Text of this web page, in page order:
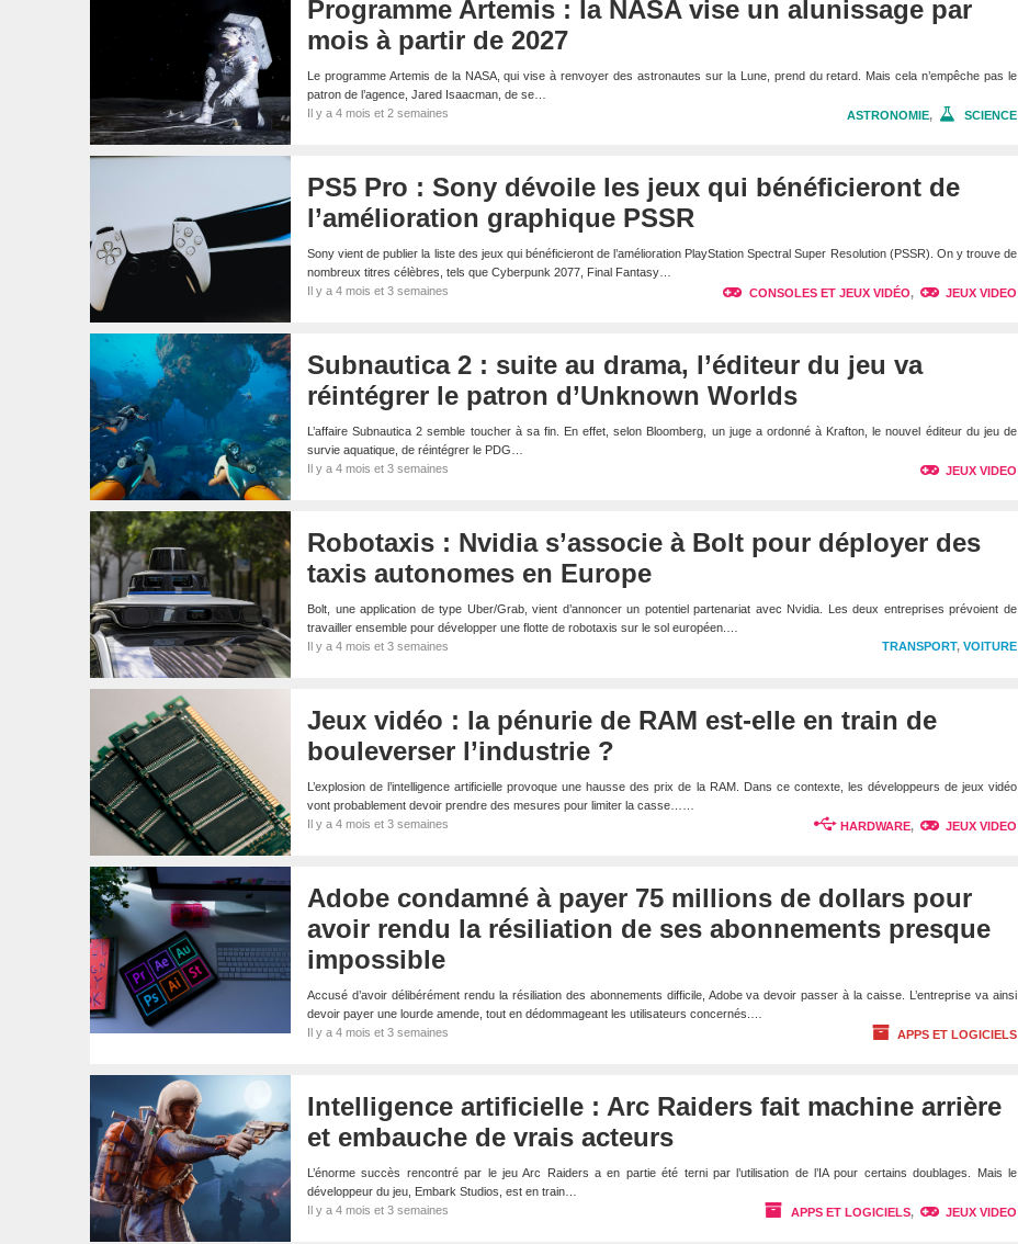
Programme Artemis : la NASA vise un alunissage par
mois à partir de 2027
Le programme Artemis de la NASA, qui vise à renvoyer des astronautes sur la Lune, prend du retard. Mais cela n’empêche pas le
patron de l’agence, Jared Isaacman, de se…
Il y a 4 mois et 2 semaines
ASTRONOMIE, SCIENCE
PS5 Pro : Sony dévoile les jeux qui bénéficieront de
l’amélioration graphique PSSR
Sony vient de publier la liste des jeux qui bénéficieront de l’amélioration PlayStation Spectral Super Resolution (PSSR). On y trouve de
nombreux titres célèbres, tels que Cyberpunk 2077, Final Fantasy…
Il y a 4 mois et 3 semaines
CONSOLES ET JEUX VIDÉO, JEUX VIDEO
Subnautica 2 : suite au drama, l’éditeur du jeu va
réintégrer le patron d’Unknown Worlds
L’affaire Subnautica 2 semble toucher à sa fin. En effet, selon Bloomberg, un juge a ordonné à Krafton, le nouvel éditeur du jeu de
survie aquatique, de réintégrer le PDG…
Il y a 4 mois et 3 semaines
JEUX VIDEO
Robotaxis : Nvidia s’associe à Bolt pour déployer des
taxis autonomes en Europe
Bolt, une application de type Uber/Grab, vient d’annoncer un potentiel partenariat avec Nvidia. Les deux entreprises prévoient de
travailler ensemble pour développer une flotte de robotaxis sur le sol européen.…
Il y a 4 mois et 3 semaines
TRANSPORT, VOITURE
Jeux vidéo : la pénurie de RAM est-elle en train de
bouleverser l’industrie ?
L’explosion de l’intelligence artificielle provoque une hausse des prix de la RAM. Dans ce contexte, les développeurs de jeux vidéo
vont probablement devoir prendre des mesures pour limiter la casse……
Il y a 4 mois et 3 semaines
HARDWARE, JEUX VIDEO
Adobe condamné à payer 75 millions de dollars pour
avoir rendu la résiliation de ses abonnements presque
impossible
Accusé d’avoir délibérément rendu la résiliation des abonnements difficile, Adobe va devoir passer à la caisse. L’entreprise va ainsi
devoir payer une lourde amende, tout en dédommageant les utilisateurs concernés.…
Il y a 4 mois et 3 semaines
APPS ET LOGICIELS
Intelligence artificielle : Arc Raiders fait machine arrière
et embauche de vrais acteurs
L’énorme succès rencontré par le jeu Arc Raiders a en partie été terni par l’utilisation de l’IA pour certains doublages. Mais le
développeur du jeu, Embark Studios, est en train…
Il y a 4 mois et 3 semaines
APPS ET LOGICIELS, JEUX VIDEO